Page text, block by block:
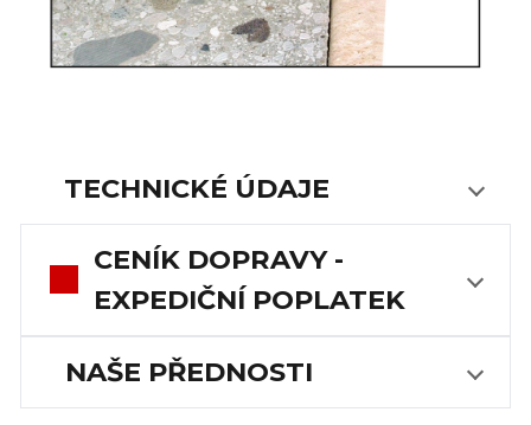
TECHNICKÉ ÚDAJE
CENÍK DOPRAVY -
EXPEDIČNÍ POPLATEK
NAŠE PŘEDNOSTI